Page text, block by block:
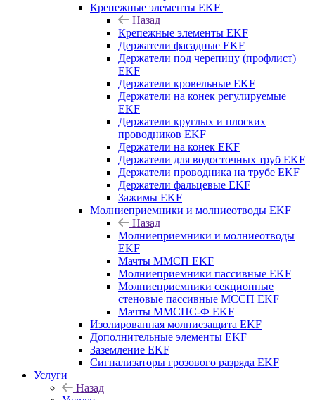
Крепежные элементы EKF
Назад
Крепежные элементы EKF
Держатели фасадные EKF
Держатели под черепицу (профлист)
EKF
Держатели кровельные EKF
Держатели на конек регулируемые
EKF
Держатели круглых и плоских
проводников EKF
Держатели на конек EKF
Держатели для водосточных труб EKF
Держатели проводника на трубе EKF
Держатели фальцевые EKF
Зажимы EKF
Молниеприемники и молниеотводы EKF
Назад
Молниеприемники и молниеотводы
EKF
Мачты ММСП EKF
Молниеприемники пассивные EKF
Молниеприемники секционные
стеновые пассивные МССП EKF
Мачты ММСПС-Ф EKF
Изолированная молниезащита EKF
Дополнительные элементы EKF
Заземление EKF
Сигнализаторы грозового разряда EKF
Услуги
Назад